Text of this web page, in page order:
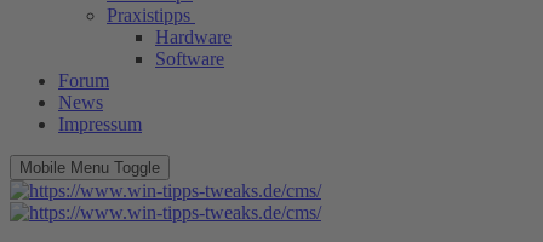
Praxistipps
Hardware
Software
Forum
News
Impressum
Mobile Menu Toggle